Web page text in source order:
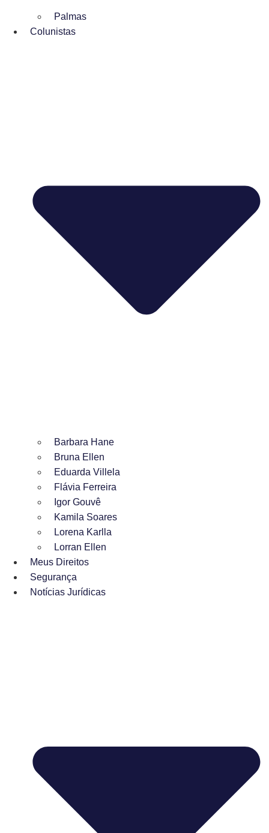
Palmas
Colunistas
Barbara Hane
Bruna Ellen
Eduarda Villela
Flávia Ferreira
Igor Gouvê
Kamila Soares
Lorena Karlla
Lorran Ellen
Meus Direitos
Segurança
Notícias Jurídicas